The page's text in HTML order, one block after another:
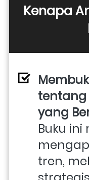
Kenapa
tentang
Buku ini
tren,